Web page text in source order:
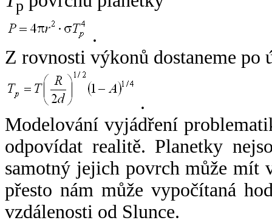
p
.
Z rovnosti výkonů dostaneme po
.
Modelování vyjádření
odpovídat realitě. Planetky
samotný jejich povrch může mít
přesto nám může vypočítaná
vzdálenosti od Slunce.